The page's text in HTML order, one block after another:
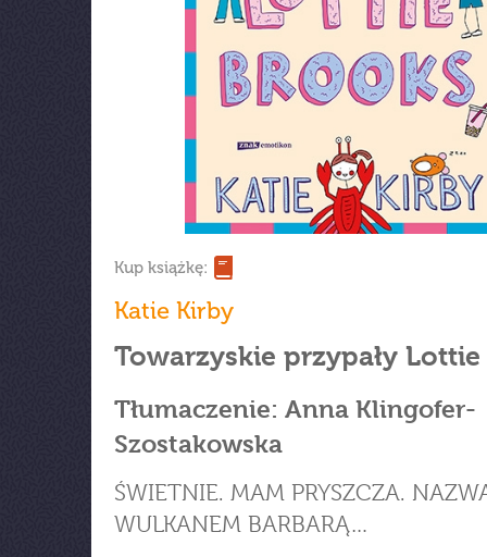
Kup książkę:
Katie Kirby
Towarzyskie przypały
Tłumaczenie: Anna Klingofer-
Szostakowska
ŚWIETNIE. MAM PRYSZCZA.
WULKANEM BARBARĄ…